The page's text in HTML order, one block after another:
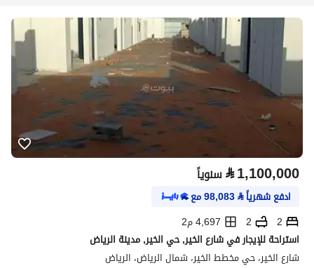
⃁1,100,000 سنوياً
ادفع شهرياً⃁
98,083مع
2
2
4,697 م2
استراحة للإيجار في شارع الخير, حي الخير, مدينة الرياض
شارع الخير، حي مخطط الخير، شمال الرياض، الرياض